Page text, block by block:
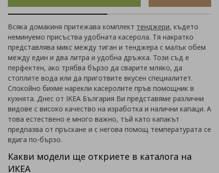
Всяка домакиня притежава комплект тенджери, където
неминуемо присъства удобната касерола. Тя накратко
представлява микс между тиган и тенджера с малък обем
между един и два литра и удобна дръжка. Този съд е
перфектен, ако трябва бързо да сварите мляко, да
стоплите вода или да приготвите вкусен специалитет.
Спокойно бихме нарекли касеролите пръв помощник в
кухнята. Днес от IKEA България Ви представяме различни
видове с високо качество на изработка и налични капаци. А
това естествено е много важно, тъй като капакът
предпазва от пръскане и с негова помощ температурата се
вдига по-бързо.
Какви модели ще откриете в каталога на
ИКЕА